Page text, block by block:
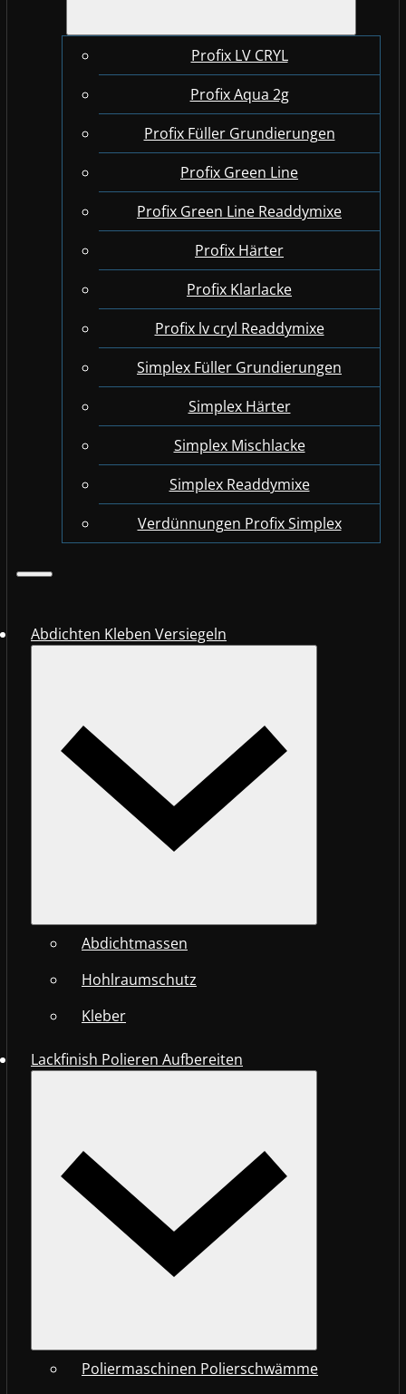
Profix LV CRYL
Profix Aqua 2g
Profix Füller Grundierungen
Profix Green Line
Profix Green Line Readdymixe
Profix Härter
Profix Klarlacke
Profix lv cryl Readdymixe
Simplex Füller Grundierungen
Simplex Härter
Simplex Mischlacke
Simplex Readdymixe
Verdünnungen Profix Simplex
Abdichten Kleben Versiegeln
Abdichtmassen
Hohlraumschutz
Kleber
Lackfinish Polieren Aufbereiten
Poliermaschinen Polierschwämme